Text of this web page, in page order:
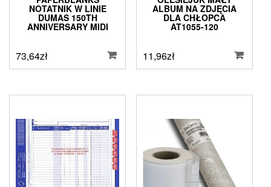
NOTATNIK W LINIE
DUMAS 150TH
ANNIVERSARY MIDI
73,64zł
ALBUM NA ZDJĘCIA
DLA CHŁOPCA
AT1055-120
11,96zł